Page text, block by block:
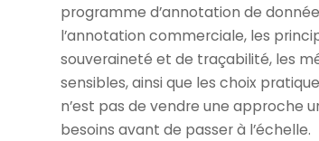
programme d’annotation de
l’annotation commerciale, les
souveraineté et de traçabilité, les
sensibles, ainsi que les choix
n’est pas de vendre une approche
besoins avant de passer à l’échelle.